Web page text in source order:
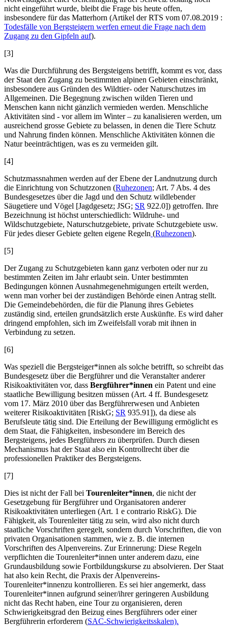
nicht eingeführt wurde, bleibt die Frage bis heute offen,
insbesondere für das Matterhorn (Artikel der RTS vom 07.08.2019 :
Todesfälle von Bergsteigern werfen erneut die Frage nach dem
Zugang zu den Gipfeln auf).
[3]
Was die Durchführung des Bergsteigens betrifft, kommt es vor, dass
der Staat den Zugang zu bestimmten alpinen Gebieten einschränkt,
insbesondere aus Gründen des Wildtier- oder Naturschutzes im
Allgemeinen. Die Begegnung zwischen wilden Tieren und
Menschen kann nicht gänzlich vermieden werden. Menschliche
Aktivitäten sind - vor allem im Winter – zu kanalisieren werden, um
ausreichend grosse Gebiete zu belassen, in denen die Tiere Schutz
und Nahrung finden können. Menschliche Aktivitäten können die
Natur beeinträchtigen, was es zu vermeiden gilt.
[4]
Schutzmassnahmen werden auf der Ebene der Landnutzung durch
die Einrichtung von Schutzzonen (Ruhezonen; Art. 7 Abs. 4 des
Bundesgesetzes über die Jagd und den Schutz wildlebender
Säugetiere und Vögel [Jagdgesetz; JSG; SR 922.0]) getroffen. Ihre
Bezeichnung ist höchst unterschiedlich: Wildruhe- und
Wildschutzgebiete, Naturschutzgebiete, private Schutzgebiete usw.
Für jedes dieser Gebiete gelten eigene Regeln (Ruhezonen).
[5]
Der Zugang zu Schutzgebieten kann ganz verboten oder nur zu
bestimmten Zeiten im Jahr erlaubt sein. Unter bestimmten
Bedingungen können Ausnahmegenehmigungen erteilt werden,
wenn man vorher bei der zuständigen Behörde einen Antrag stellt.
Die Gemeindebehörden, die für die Planung ihres Gebietes
zuständig sind, erteilen grundsätzlich erste Auskünfte. Es wird daher
dringend empfohlen, sich im Zweifelsfall vorab mit ihnen in
Verbindung zu setzen.
[6]
Was speziell die Bergsteiger*innen als solche betrifft, so schreibt das
Bundesgesetz über die Bergführer und die Veranstalter anderer
Risikoaktivitäten vor, dass Bergführer*innen ein Patent und eine
staatliche Bewilligung besitzen müssen (Art. 4 ff. Bundesgesetz
vom 17. März 2010 über das Bergführerwesen und Anbieten
weiterer Risikoaktivitäten [RiskG; SR 935.91]), da diese als
Berufsleute tätig sind. Die Erteilung der Bewilligung ermöglicht es
dem Staat, die Fähigkeiten, insbesondere im Bereich des
Bergsteigens, jedes Bergführers zu überprüfen. Durch diesen
Mechanismus hat der Staat also ein Kontrollrecht über die
professionellen Praktiker des Bergsteigens.
[7]
Dies ist nicht der Fall bei Tourenleiter*innen, die nicht der
Gesetzgebung für Bergführer und Organisatoren anderer
Risikoaktivitäten unterliegen (Art. 1 e contrario RiskG). Die
Fähigkeit, als Tourenleiter tätig zu sein, wird also nicht durch
staatliche Vorschriften geregelt, sondern durch Vorschriften, die von
privaten Organisationen stammen, wie z. B. die internen
Vorschriften des Alpenvereins. Zur Erinnerung: Diese Regeln
verpflichten die Tourenleiter*innen unter anderem dazu, eine
Grundausbildung sowie Fortbildungskurse zu absolvieren. Der Staat
hat also kein Recht, die Praxis der Alpenvereins-
Tourenleiter*innenzu kontrollieren. Es sei hier angemerkt, dass
Tourenleiter*innen aufgrund seiner/ihrer geringeren Ausbildung
nicht das Recht haben, eine Tour zu organisieren, deren
Schwierigkeitsgrad den Beizug eines Bergführers oder einer
Bergführerin erforderern (SAC-Schwierigkeitsskalen).